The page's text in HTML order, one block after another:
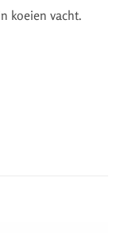
koeien vacht.